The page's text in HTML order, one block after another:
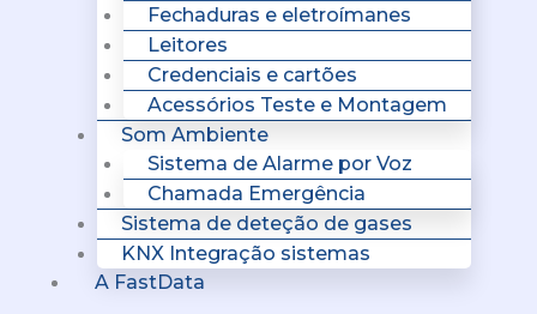
Fechaduras e eletroímanes
Leitores
Credenciais e cartões
Acessórios Teste e Montagem
Som Ambiente
Sistema de Alarme por Voz
Chamada Emergência
Sistema de deteção de gases
KNX Integração sistemas
A FastData